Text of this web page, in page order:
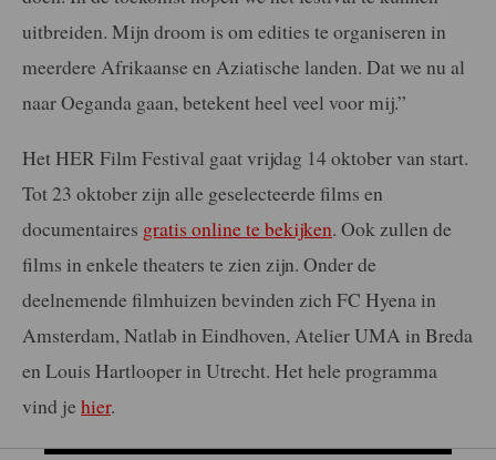
uitbreiden. Mijn droom is om edities te organiseren in
meerdere Afrikaanse en Aziatische landen. Dat we nu al
naar Oeganda gaan, betekent heel veel voor mij.”
Het HER Film Festival gaat vrijdag 14 oktober van start.
Tot 23 oktober zijn alle geselecteerde films en
documentaires gratis online te bekijken. Ook zullen de
films in enkele theaters te zien zijn. Onder de
deelnemende filmhuizen bevinden zich FC Hyena in
Amsterdam, Natlab in Eindhoven, Atelier UMA in Breda
en Louis Hartlooper in Utrecht. Het hele programma
vind je hier.